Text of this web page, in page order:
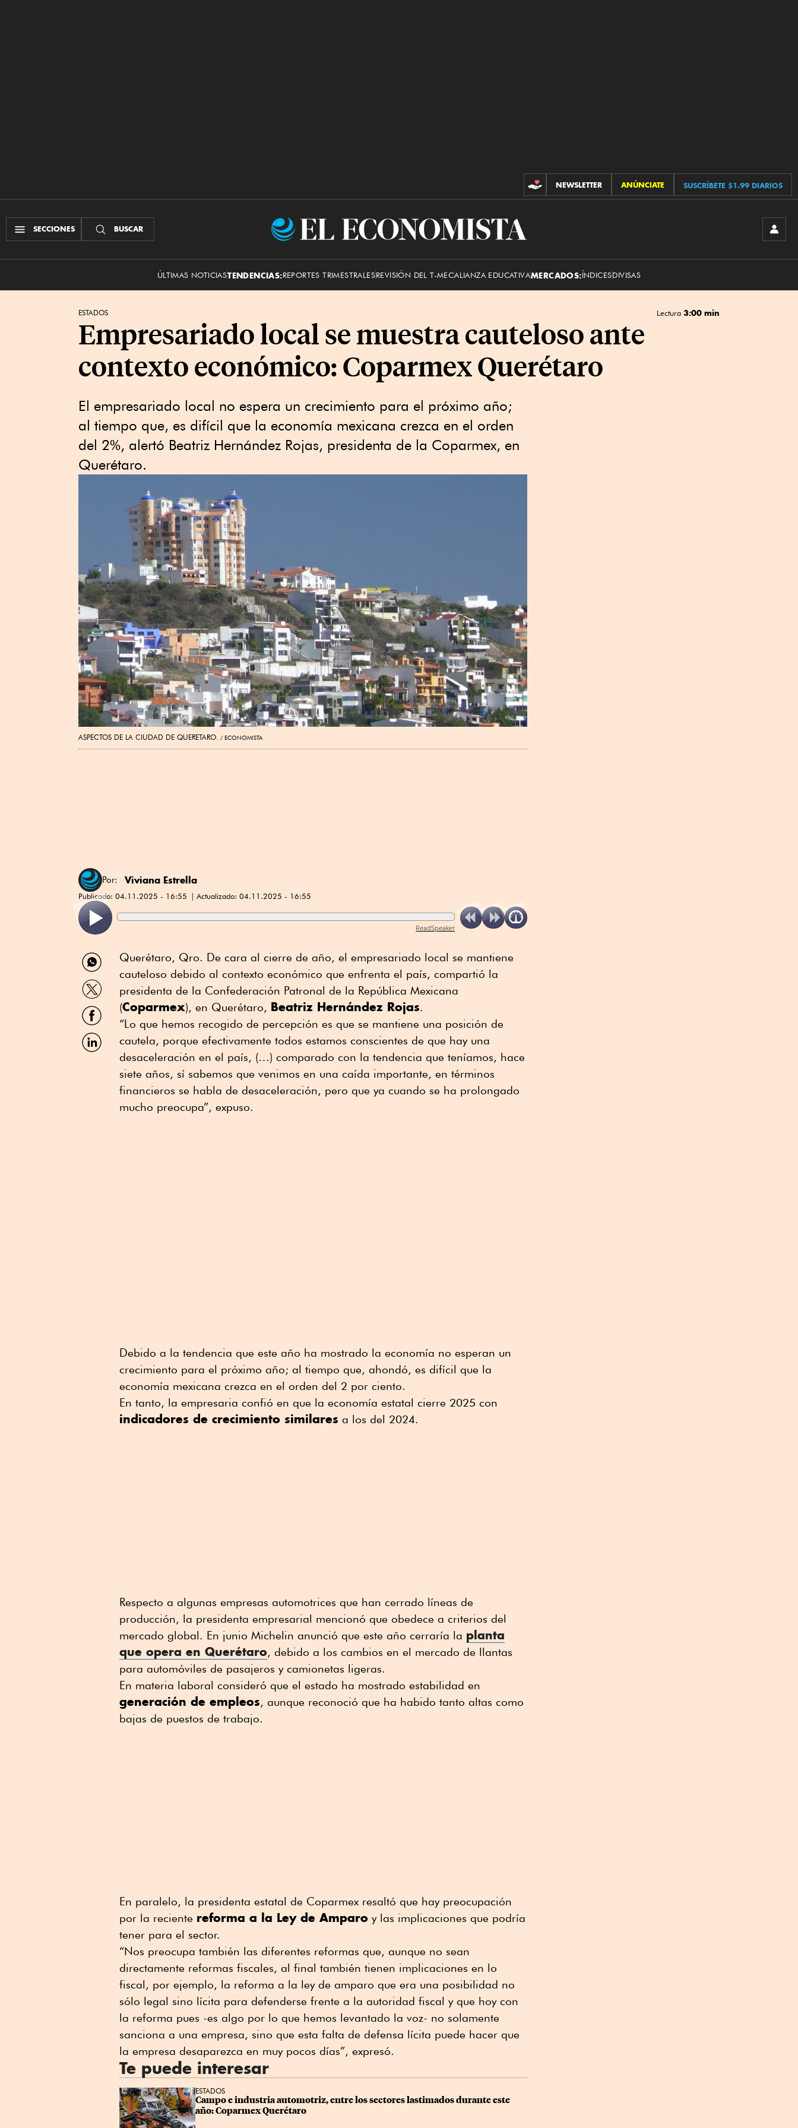
CONTRIBUCIONES
NEWSLETTER ANÚNCIATE SUSCRÍBETE $1.99 DIARIOS
SECCIONES BUSCAR
El
ÚLTIMAS NOTICIASTENDENCIAS:REPORTES TRIMESTRALESREVISIÓN DEL T-MECALIANZA EDUCATIVAMERCADOS:ÍNDICESDIVISAS
ESTADOS Lectura 3:00 min
Empresariado local se muestra cauteloso ante
contexto económico: Coparmex Querétaro
El empresariado local no espera un crecimiento para el próximo año;
al tiempo que, es difícil que la economía mexicana crezca en el orden
del 2%, alertó Beatriz Hernández Rojas, presidenta de la Coparmex, en
Querétaro.
ASPECTOS DE LA CIUDAD DE QUERETARO. ECONOMISTA
Por: Viviana Estrella
Publicado: 04.11.2025 - 16:55 Actualizado: 04.11.2025 - 16:55
ReadSpeaker
Compartir
por
WhatsApp
Compartir
por
Twitter
Compartir
por
Facebook
Compartir
por
Querétaro, Qro. De cara al cierre de año, el empresariado local se mantiene
cauteloso debido al contexto económico que enfrenta el país, compartió la
presidenta de la Confederación Patronal de la República Mexicana
(Coparmex), en Querétaro, Beatriz Hernández Rojas.
“Lo que hemos recogido de percepción es que se mantiene una posición de
cautela, porque efectivamente todos estamos conscientes de que hay una
desaceleración en el país, (…) comparado con la tendencia que teníamos, hace
siete años, sí sabemos que venimos en una caída importante, en términos
financieros se habla de desaceleración, pero que ya cuando se ha prolongado
mucho preocupa”, expuso.
Debido a la tendencia que este año ha mostrado la economía no esperan un
crecimiento para el próximo año; al tiempo que, ahondó, es difícil que la
economía mexicana crezca en el orden del 2 por ciento.
En tanto, la empresaria confió en que la economía estatal cierre 2025 con
indicadores de crecimiento similares a los del 2024.
Respecto a algunas empresas automotrices que han cerrado líneas de
producción, la presidenta empresarial mencionó que obedece a criterios del
mercado global. En junio Michelin anunció que este año cerraría la planta
que opera en Querétaro, debido a los cambios en el mercado de llantas
para automóviles de pasajeros y camionetas ligeras.
En materia laboral consideró que el estado ha mostrado estabilidad en
generación de empleos, aunque reconoció que ha habido tanto altas como
bajas de puestos de trabajo.
En paralelo, la presidenta estatal de Coparmex resaltó que hay preocupación
por la reciente reforma a la Ley de Amparo y las implicaciones que podría
tener para el sector.
“Nos preocupa también las diferentes reformas que, aunque no sean
directamente reformas fiscales, al final también tienen implicaciones en lo
fiscal, por ejemplo, la reforma a la ley de amparo que era una posibilidad no
sólo legal sino lícita para defenderse frente a la autoridad fiscal y que hoy con
la reforma pues -es algo por lo que hemos levantado la voz- no solamente
sanciona a una empresa, sino que esta falta de defensa lícita puede hacer que
la empresa desaparezca en muy pocos días”, expresó.
Te puede interesar
ESTADOS
Campo e industria automotriz, entre los sectores lastimados durante este
año: Coparmex Querétaro